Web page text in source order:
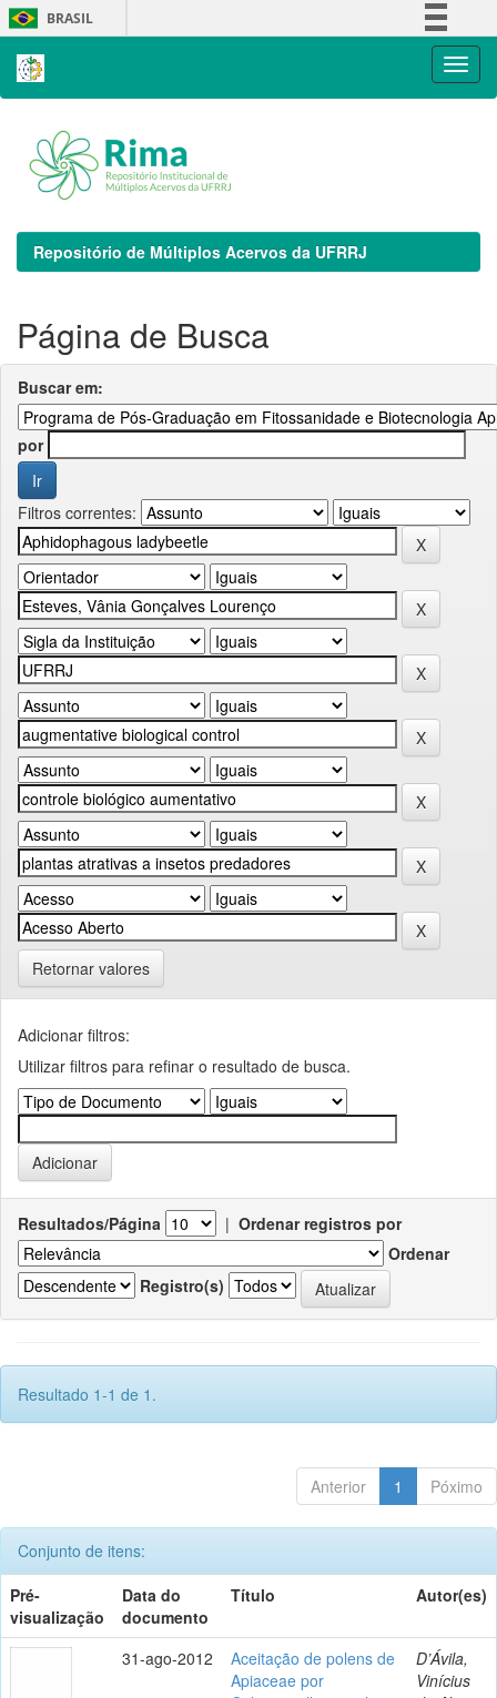
Skip
navigation
BRASIL
Repositório de Múltiplos Acervos da UFRRJ
Página de Busca
Buscar em:
por
Filtros correntes:
Retornar valores
Adicionar filtros:
Utilizar filtros para refinar o resultado de busca.
Resultados/Página | Ordenar registros por
Ordenar
Registro(s)
Resultado 1-1 de 1.
Anterior 1 Póximo
Conjunto de itens:
Pré-
visualização
Data do
documento
Título Autor(es)
31-ago-2012
Aceitação de polens de
Apiaceae por
D’Ávila,
Vinícius